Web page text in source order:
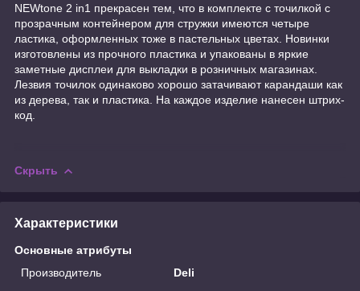
NEWtone 2 in1 прекрасен тем, что в комплекте с точилкой с
прозрачным контейнером для стружки имеются четыре
ластика, оформленных тоже в пастельных цветах. Новинки
изготовлены из прочного пластика и упакованы в яркие
заметные дисплеи для выкладки в розничных магазинах.
Лезвия точилок одинаково хорошо затачивают карандаши как
из дерева, так и пластика. На каждое изделие нанесен штрих-
код.
Скрыть
Характеристики
Основные атрибуты
Производитель
Deli